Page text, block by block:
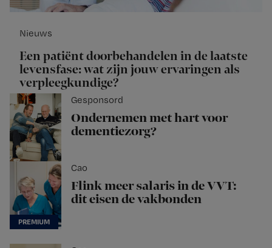
Nieuws
Een patiënt doorbehandelen in de laatste
levensfase: wat zijn jouw ervaringen als
verpleegkundige?
Gesponsord
Ondernemen met hart voor
dementiezorg?
Cao
Flink meer salaris in de VVT:
dit eisen de vakbonden